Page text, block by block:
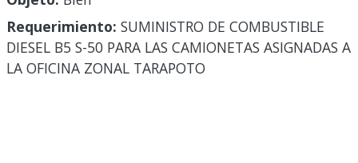
Requerimiento: SUMINISTRO DE COMBUSTIBLE
DIESEL B5 S-50 PARA LAS CAMIONETAS ASIGNADAS A
LA OFICINA ZONAL TARAPOTO